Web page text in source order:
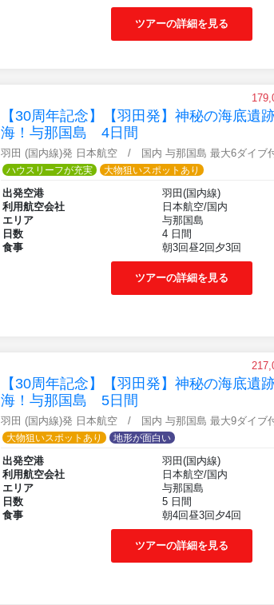
ツアーの詳細を見る
【30周年記念】【羽田発】神秘の海底遺
海！与那国島 4日間
羽田 (国内線)発 日本航空 / 国内 与那国島 最大6ダイブ
ハウスリーフが充実
大物狙いスポットあり
出発空港
羽田(国内線)
利用航空会社
日本航空/国内
エリア
与那国島
日数
4 日間
食事
朝3回昼2回夕3回
ツアーの詳細を見る
【30周年記念】【羽田発】神秘の海底遺
海！与那国島 5日間
羽田 (国内線)発 日本航空 / 国内 与那国島 最大9ダイブ
大物狙いスポットあり
地形が面白い
出発空港
羽田(国内線)
利用航空会社
日本航空/国内
エリア
与那国島
日数
5 日間
食事
朝4回昼3回夕4回
ツアーの詳細を見る